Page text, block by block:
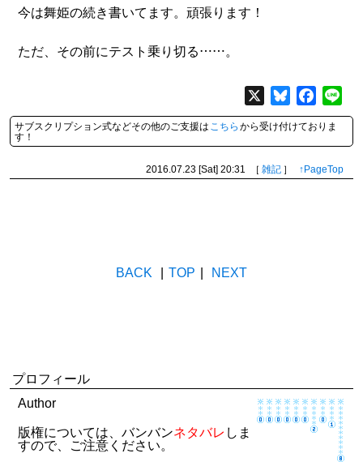
今は舞姫の続き書いてます。頑張ります！
ただ、その前にテスト乗り切る……。
X Bluesky
サブスクリプション式などその他のご支援は こちら から受け付けておりま
す！
2016.07.23 [Sat] 20:31 ［ 雑記 ］ ↑PageTop
BACK TOP NEXT
プロフィール
Author
版権については、バンバンネタバレ しま
すので、ご注意ください。